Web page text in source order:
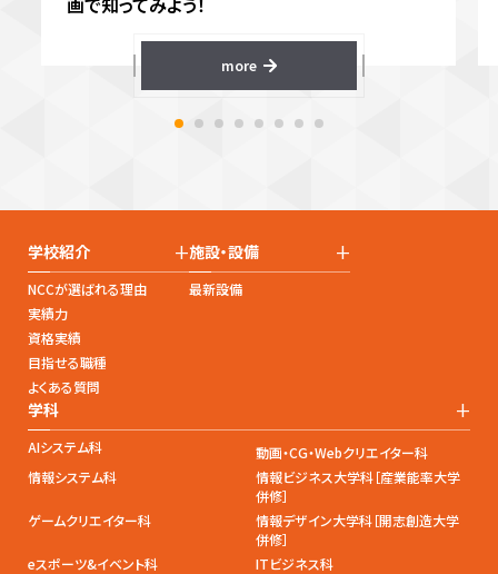
more
学校紹介 +
NCCが選ばれる理由
実績力
資格実績
目指せる職種
よくある質問
施設・設備 +
最新設備
学科 +
AIシステム科
動画・CG・Webクリエイター科
情報システム科
情報ビジネス大学科［産業能率大学
併修］
ゲームクリエイター科
情報デザイン大学科［開志創造大学
併修］
eスポーツ&イベント科
ITビジネス科